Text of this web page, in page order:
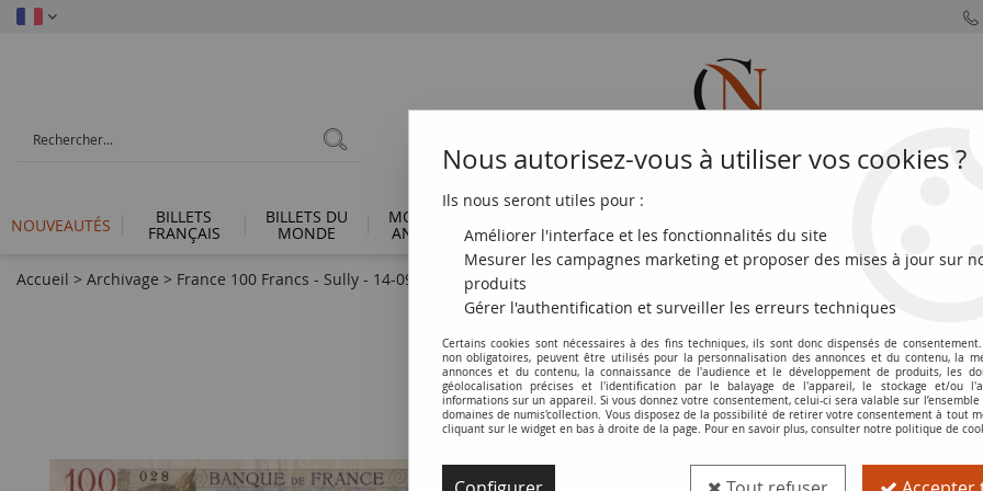
NOUVEAUTÉS BILLETS
FRANÇAIS
BILLETS DU
MONDE
MONNAIES
ANTIQUES FRANÇAISES DU MONDE EUROS
Accueil > Archivage > France 100 Francs - Sully - 14-09-1939 - Série W.811 - F.26.06
Billet France 100 Francs - Sully - 14-09-
Réf. :100123000
Nous autorisez-vous à utiliser vos cookies ?
Ils nous seront utiles pour :
Améliorer l'interface et les fonctionnalités du site
Mesurer les campagnes marketing et proposer des mises à jour sur
produits
Gérer l'authentification et surveiller les erreurs techniques
Certains cookies sont nécessaires à des fins techniques, ils sont donc dispensés de
non obligatoires, peuvent être utilisés pour la personnalisation des annonces et du contenu, la
annonces et du contenu, la connaissance de l'audience et le développement de produits, les
géolocalisation précises et l'identification par le balayage de l'appareil, le stockage et/ou
informations sur un appareil. Si vous donnez votre consentement, celui-ci sera valable sur l’ensemble
domaines de numis'collection. Vous disposez de la possibilité de retirer votre consentement à tout
cliquant sur le widget en bas à droite de la page. Pour en savoir plus, consulter notre politique de